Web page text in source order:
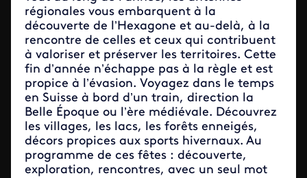
régionales vous embarquent à la
découverte de l’Hexagone et au-delà, à la
rencontre de celles et ceux qui contribuent
à valoriser et préserver les territoires. Cette
fin d’année n’échappe pas à la règle et est
propice à l’évasion. Voyagez dans le temps
en Suisse à bord d’un train, direction la
Belle Époque ou l’ère médiévale. Découvrez
les villages, les lacs, les forêts enneigés,
décors propices aux sports hivernaux. Au
programme de ces fêtes : découverte,
exploration, rencontres, avec un seul mot